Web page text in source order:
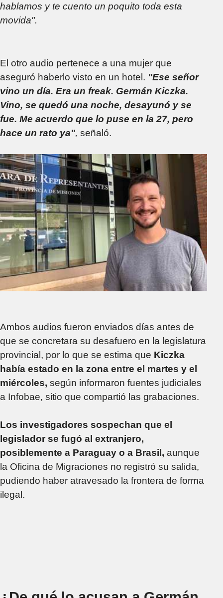
hablamos y te cuento un poquito toda esta
movida".
El otro audio pertenece a una mujer que
aseguró haberlo visto en un hotel. "Ese señor
vino un día. Era un freak. Germán Kiczka.
Vino, se quedó una noche, desayunó y se
fue. Me acuerdo que lo puse en la 27, pero
hace un rato ya", señaló.
Ambos audios fueron enviados días antes de
que se concretara su desafuero en la legislatura
provincial, por lo que se estima que Kiczka
había estado en la zona entre el martes y el
miércoles, según informaron fuentes judiciales
a Infobae, sitio que compartió las grabaciones.
Los investigadores sospechan que el
legislador se fugó al extranjero,
posiblemente a Paraguay o a Brasil, aunque
la Oficina de Migraciones no registró su salida,
pudiendo haber atravesado la frontera de forma
ilegal.